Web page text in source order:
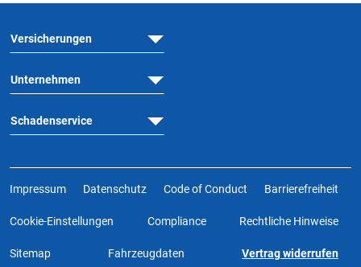
Versicherungen
Unternehmen
Schadenservice
Impressum Datenschutz Code of Conduct Barrierefreiheit
Cookie-Einstellungen Compliance Rechtliche Hinweise
Sitemap Fahrzeugdaten Vertrag widerrufen